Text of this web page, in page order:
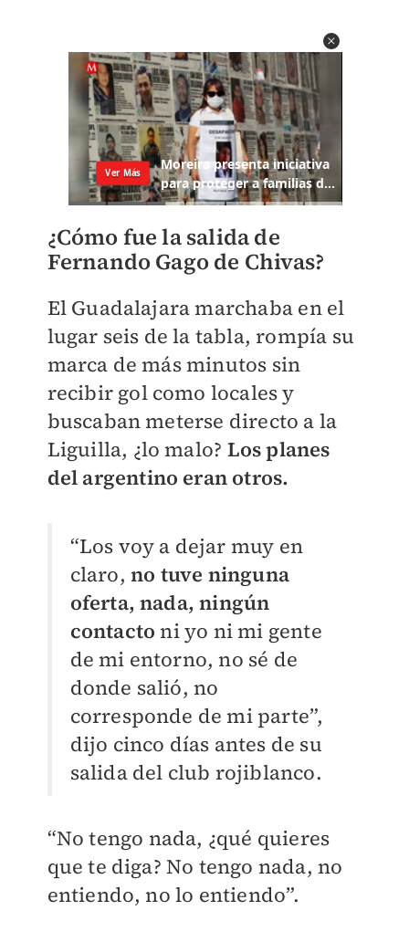
¿Cómo fue la salida de
Fernando Gago de Chivas?
El Guadalajara marchaba en el
lugar seis de la tabla, rompía su
marca de más minutos sin
recibir gol como locales y
buscaban meterse directo a la
Liguilla, ¿lo malo? Los planes
del argentino eran otros.
“Los voy a dejar muy en
claro, no tuve ninguna
oferta, nada, ningún
contacto ni yo ni mi gente
de mi entorno, no sé de
donde salió, no
corresponde de mi parte”,
dijo cinco días antes de su
salida del club rojiblanco.
“No tengo nada, ¿qué quieres
que te diga? No tengo nada, no
entiendo, no lo entiendo”.